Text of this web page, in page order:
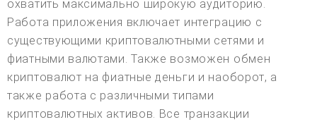
охватить максимально широкую аудиторию.
Работа приложения включает интеграцию с
существующими криптовалютными сетями и
фиатными валютами. Также возможен обмен
криптовалют на фиатные деньги и наоборот, а
также работа с различными типами
криптовалютных активов. Все транзакции